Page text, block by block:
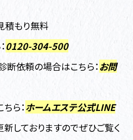
積もり無料
0120-304-500
断依頼の場合はこちら：お問
ら：ホームエステ公式LINE
しておりますのでぜひご覧く